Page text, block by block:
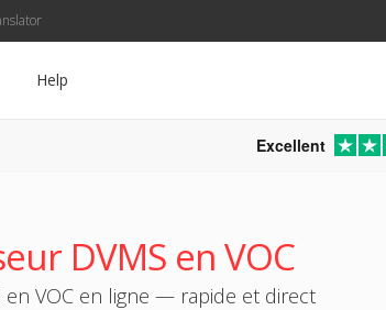
Help
Excellent
DVMS en VOC
en VOC en ligne — rapide et direct